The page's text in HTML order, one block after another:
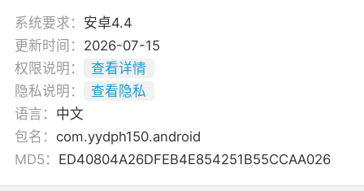
系统要求： 安卓4.4
更新时间： 2026-07-15
权限说明：
查看详情
隐私说明：
查看隐私
语言： 中文
包名： com.yydph150.android
MD5： ED40804A26DFEB4E854251B55CCAA026